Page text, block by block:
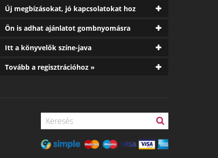
Új megbízásokat, jó kapcsolatokat hoz
Ön is adhat ajánlatot gombnyomásra
Itt a könyvelők színe-java
Tovább a regisztrációhoz »